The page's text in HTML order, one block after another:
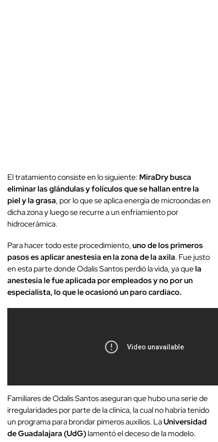
El tratamiento consiste en lo siguiente: MiraDry busca
eliminar las glándulas y folículos que se hallan entre la
piel y la grasa, por lo que se aplica energía de microondas en
dicha zona y luego se recurre a un enfriamiento por
hidrocerámica.
Para hacer todo este procedimiento,uno de los primeros
pasos es aplicar anestesia en la zona de la axila. Fue justo
en esta parte donde Odalis Santos perdió la vida, ya quela
anestesia le fue aplicada por empleados y no por un
especialista, lo que le ocasionó un paro cardiaco.
Familiares de Odalis Santos aseguran que hubo una serie de
irregularidades por parte de la clínica, la cual no habría tenido
un programa para brondar pimeros auxilios. LaUniversidad
de Guadalajara (UdG)lamentó el deceso de la modelo.